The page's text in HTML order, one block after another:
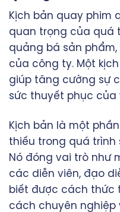
Kịch bản quay phim
quan trọng của quá
quảng bá sản
của công ty. Một
giúp tăng cường sự
sức thuyết phục của
Kịch bản là một
thiếu trong quá trình
Nó đóng vai trò như
các diễn viên, đạo
biết được cách thức
cách chuyên nghiệp